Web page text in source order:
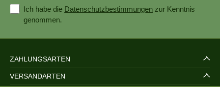
Ich habe die Datenschutzbestimmungen zur Kenntnis
genommen.
ZAHLUNGSARTEN
VERSANDARTEN